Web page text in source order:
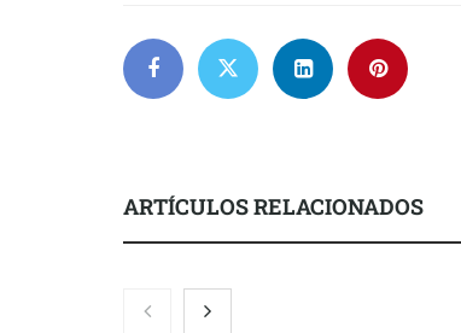
ARTÍCULOS RELACIONADOS
Servimudanzas supera las 3.000